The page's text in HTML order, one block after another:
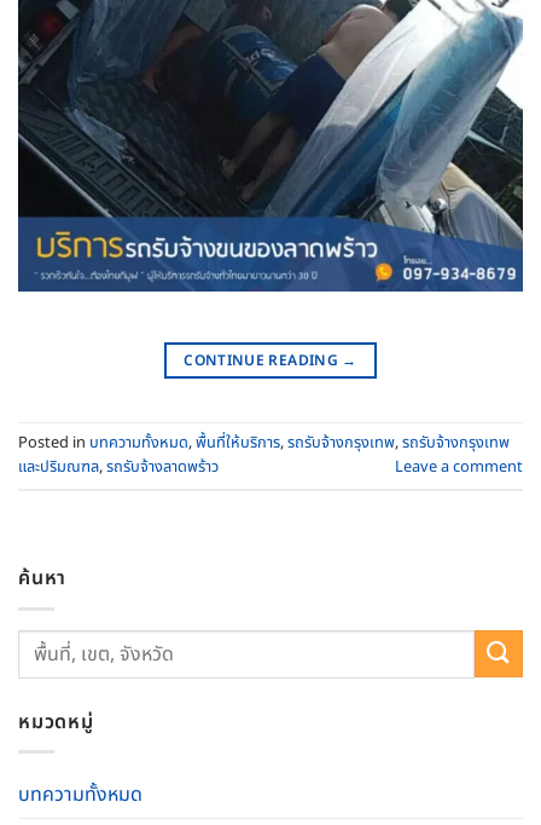
CONTINUE READING →
Posted in บทความทั้งหมด,พื้นที่ให้บริการ,รถรับจ้างกรุงเทพ,รถรับจ้างกรุงเทพ
และปริมณฑล,รถรับจ้างลาดพร้าว Leave a comment
ค้นหา
หมวดหมู่
บทความทั้งหมด